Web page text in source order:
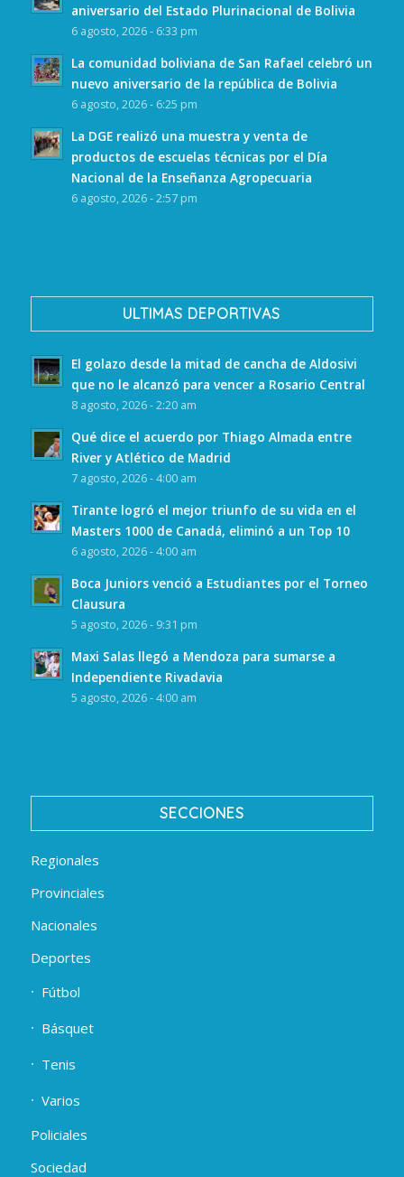
aniversario del Estado Plurinacional de Bolivia
6 agosto, 2026 - 6:33 pm
La comunidad boliviana de San Rafael celebró un
nuevo aniversario de la república de Bolivia
6 agosto, 2026 - 6:25 pm
La DGE realizó una muestra y venta de
productos de escuelas técnicas por el Día
Nacional de la Enseñanza Agropecuaria
6 agosto, 2026 - 2:57 pm
ULTIMAS DEPORTIVAS
El golazo desde la mitad de cancha de Aldosivi
que no le alcanzó para vencer a Rosario Central
8 agosto, 2026 - 2:20 am
Qué dice el acuerdo por Thiago Almada entre
River y Atlético de Madrid
7 agosto, 2026 - 4:00 am
Tirante logró el mejor triunfo de su vida en el
Masters 1000 de Canadá, eliminó a un Top 10
6 agosto, 2026 - 4:00 am
Boca Juniors venció a Estudiantes por el Torneo
Clausura
5 agosto, 2026 - 9:31 pm
Maxi Salas llegó a Mendoza para sumarse a
Independiente Rivadavia
5 agosto, 2026 - 4:00 am
SECCIONES
Regionales
Provinciales
Nacionales
Deportes
Fútbol
Básquet
Tenis
Varios
Policiales
Sociedad